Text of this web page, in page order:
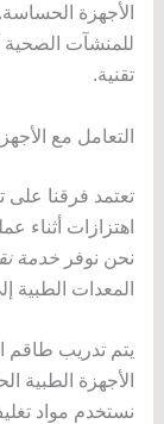
الأجهزة
للمنشآت
تقنية.
التعامل مع
تعتمد فرقنا
اهتزازات أثناء
نحن نوفر خدمة
المعدات الطبية
يتم تدريب طاقم
الأجهزة الطبية
نستخدم مواد